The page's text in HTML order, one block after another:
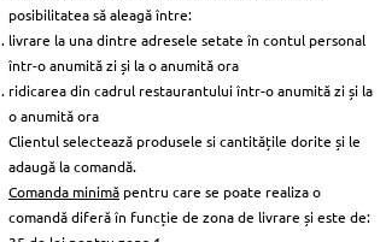
posibilitatea să aleagă între:
livrare la una dintre adresele setate în contul personal
într-o anumită zi și la o anumită ora
ridicarea din cadrul restaurantului într-o anumită zi și la
o anumită ora
Clientul selectează produsele si cantitățile dorite și le
adaugă la comandă.
Comanda minimă pentru care se poate realiza o
comandă diferă în funcție de zona de livrare și este de: